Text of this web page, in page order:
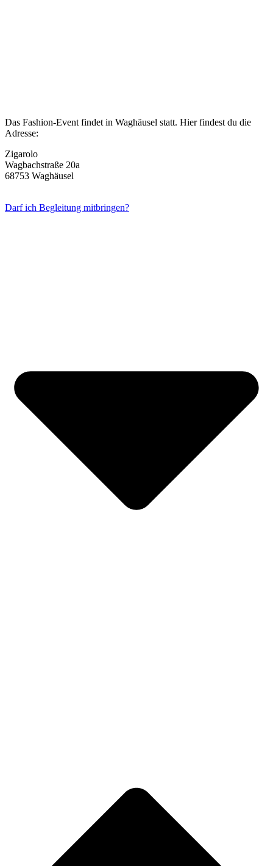
Das Fashion-Event findet in Waghäusel statt. Hier findest du die
Adresse:
Zigarolo
Wagbachstraße 20a
68753 Waghäusel
Darf ich Begleitung mitbringen?